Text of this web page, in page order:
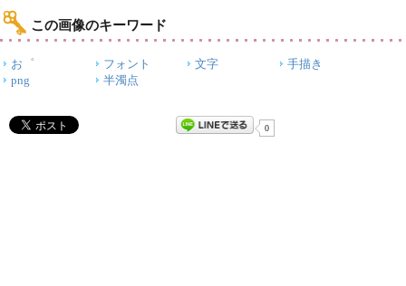
この画像のキーワード
お゜ フォント 文字
手描き
png
半濁点
0